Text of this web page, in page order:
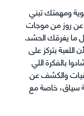
ومهمتك تبني
عن روز من موجات
ما يغرقك الحشد.
بتركز على
بالفكرة اللي
والكشف عن
سياق، خاصة مع